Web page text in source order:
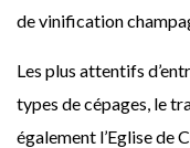
de vinification
Les plus attentifs
types de cépages, le
également l’Eglise de